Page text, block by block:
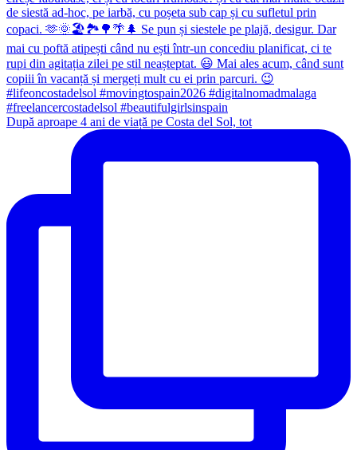
După aproape 4 ani de viață pe Costa del Sol, tot